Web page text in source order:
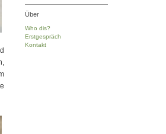
Über
Who dis?
Erstgespräch
Kontakt